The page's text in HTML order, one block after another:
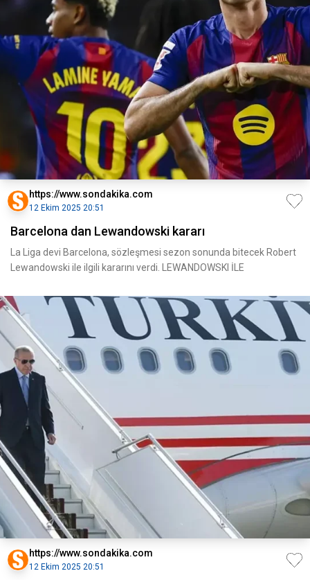
https://www.sondakika.com
12 Ekim 2025 20:51
Barcelona dan Lewandowski kararı
La Liga devi Barcelona, sözleşmesi sezon sonunda bitecek Robert
Lewandowski ile ilgili kararını verdi. LEWANDOWSKI İLE
https://www.sondakika.com
12 Ekim 2025 20:51